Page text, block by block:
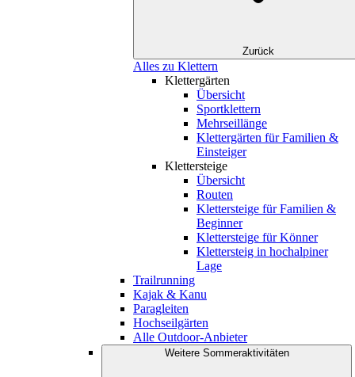
Zurück
Alles zu Klettern
Klettergärten
Übersicht
Sportklettern
Mehrseillänge
Klettergärten für Familien &
Einsteiger
Klettersteige
Übersicht
Routen
Klettersteige für Familien &
Beginner
Klettersteige für Könner
Klettersteig in hochalpiner
Lage
Trailrunning
Kajak & Kanu
Paragleiten
Hochseilgärten
Alle Outdoor-Anbieter
Weitere Sommeraktivitäten